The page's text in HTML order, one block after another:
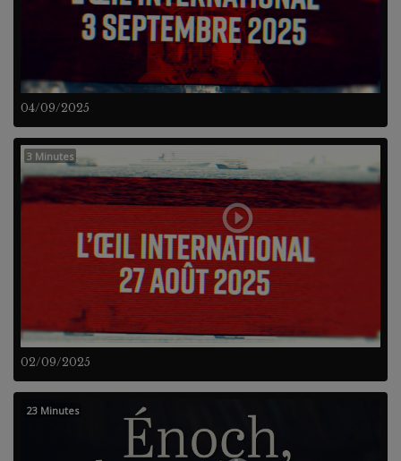
04/09/2025
02/09/2025
3 Minutes
23 Minutes